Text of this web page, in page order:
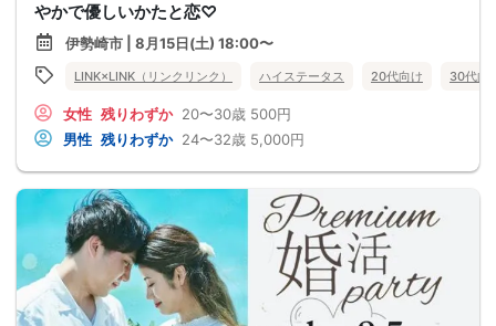
やかで優しいかたと恋♡
伊勢崎市 | 8月15日(土) 18:00〜
LINK×LINK（リンクリンク） ハイステータス 20代向け 30代向
女性 残りわずか 20〜30歳 500円
男性 残りわずか 24〜32歳 5,000円